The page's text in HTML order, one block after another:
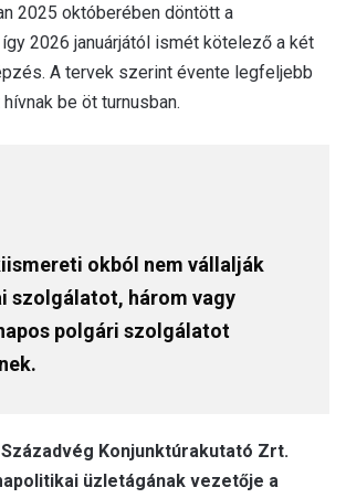
2025 októberében döntött a
2026 januárjától ismét kötelező a két
A tervek szerint évente legfeljebb
be öt turnusban.
okból nem vállalják
szolgálatot, három vagy
polgári szolgálatot
Konjunktúrakutató Zrt.
üzletágának vezetője a